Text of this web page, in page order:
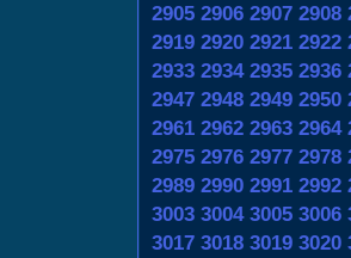
2905 2906 2907 2908
2919 2920 2921 2922
2933 2934 2935 2936
2947 2948 2949 2950
2961 2962 2963 2964
2975 2976 2977 2978
2989 2990 2991 2992
3003 3004 3005 3006
3017 3018 3019 3020